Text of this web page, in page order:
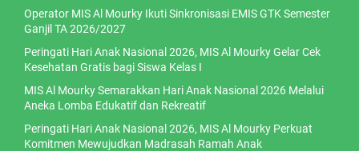
Operator MIS Al Mourky Ikuti Sinkronisasi EMIS GTK Semester
Ganjil TA 2026/2027
Peringati Hari Anak Nasional 2026, MIS Al Mourky Gelar Cek
Kesehatan Gratis bagi Siswa Kelas I
MIS Al Mourky Semarakkan Hari Anak Nasional 2026 Melalui
Aneka Lomba Edukatif dan Rekreatif
Peringati Hari Anak Nasional 2026, MIS Al Mourky Perkuat
Komitmen Mewujudkan Madrasah Ramah Anak